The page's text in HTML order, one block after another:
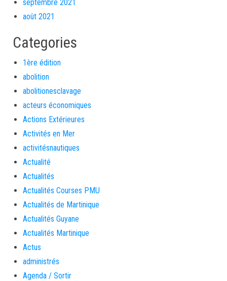
septembre 2021
août 2021
Categories
1ère édition
abolition
abolitionesclavage
acteurs économiques
Actions Extérieures
Activités en Mer
activitésnautiques
Actualité
Actualités
Actualités Courses PMU
Actualités de Martinique
Actualités Guyane
Actualités Martinique
Actus
administrés
Agenda / Sortir